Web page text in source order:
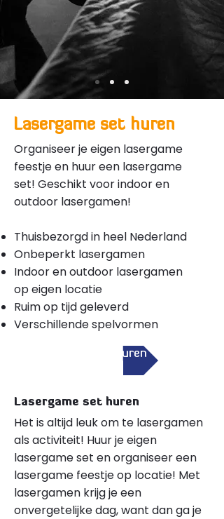
Lasergame set huren
Organiseer je eigen lasergame
feestje en huur een lasergame
set! Geschikt voor indoor en
outdoor lasergamen!
Thuisbezorgd in heel Nederland
Onbeperkt lasergamen
Indoor en outdoor lasergamen
op eigen locatie
Ruim op tijd geleverd
Verschillende spelvormen
Lasergame set huren
Lasergame set huren
Het is altijd leuk om te lasergamen
als activiteit! Huur je eigen
lasergame set en organiseer een
lasergame feestje op locatie! Met
lasergamen krijg je een
onvergetelijke dag, want dan ga je